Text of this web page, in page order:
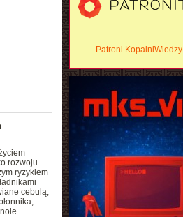
rozwoju
ryzykiem
cebulą,
Patroni KopalniWiedzy